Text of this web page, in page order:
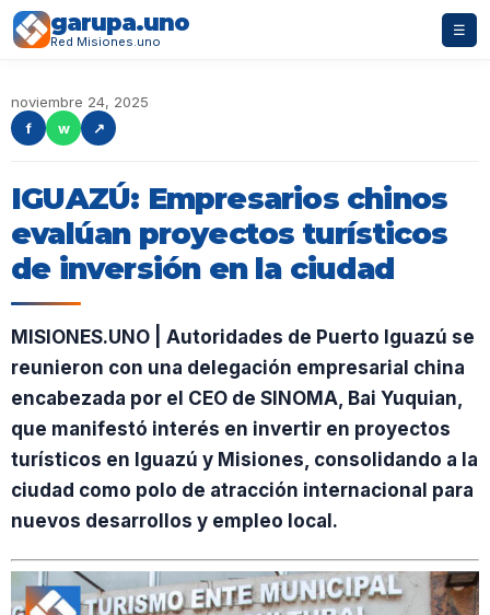
garupa.uno
Red Misiones.uno
☰
noviembre 24, 2025
f
w ↗
IGUAZÚ: Empresarios chinos
evalúan proyectos turísticos
de inversión en la ciudad
MISIONES.UNO | Autoridades de Puerto Iguazú se
reunieron con una delegación empresarial china
encabezada por el CEO de SINOMA, Bai Yuquian,
que manifestó interés en invertir en proyectos
turísticos en Iguazú y Misiones, consolidando a la
ciudad como polo de atracción internacional para
nuevos desarrollos y empleo local.